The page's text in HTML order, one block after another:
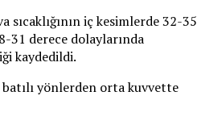
sıcaklığının iç kesimlerde 32-35
31 derece dolaylarında
kaydedildi.
yönlerden orta kuvvette